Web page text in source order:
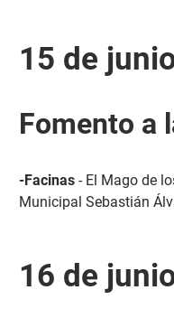
15 de
Fomento a
-Facinas- El Mago de
Municipal Sebastián
16 de